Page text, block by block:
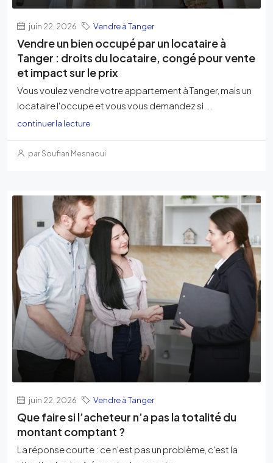
juin 22, 2026 Vendre à Tanger
Vendre un bien occupé par un locataire à
Tanger : droits du locataire, congé pour vente
et impact sur le prix
Vous voulez vendre votre appartement à Tanger, mais un
locataire l'occupe et vous vous demandez si...
continuer la lecture
par Soufian Mesnaoui
juin 22, 2026 Vendre à Tanger
Que faire si l’acheteur n’a pas la totalité du
montant comptant ?
La réponse courte : ce n'est pas un problème, c'est la